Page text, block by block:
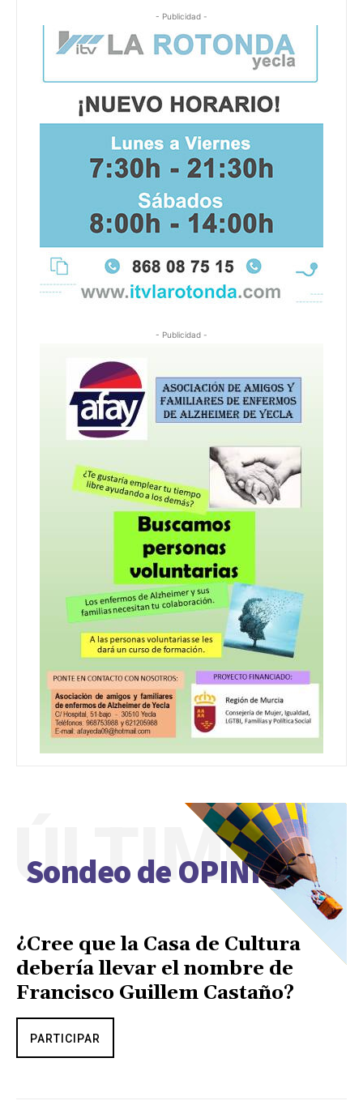
- Publicidad -
- Publicidad -
Sondeo de OPINIÓN
ÚLTIMO
¿Cree que la Casa de Cultura
debería llevar el nombre de
Francisco Guillem Castaño?
PARTICIPAR